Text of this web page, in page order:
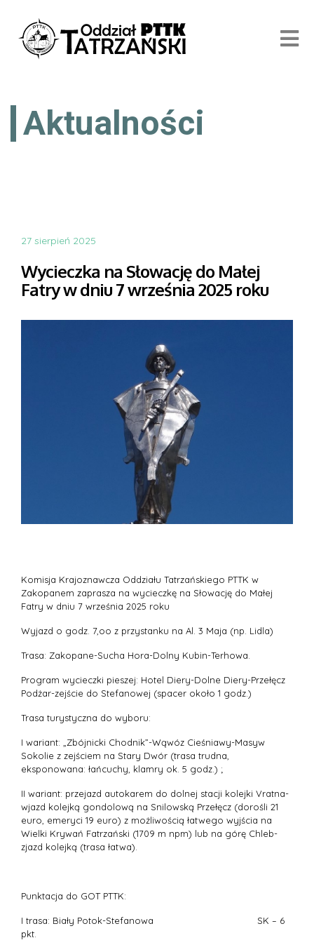
Aktualności
27 sierpień 2025
Wycieczka na Słowację do Małej
Fatry w dniu 7 września 2025 roku
Komisja Krajoznawcza Oddziału Tatrzańskiego PTTK w
Zakopanem zaprasza na wycieczkę na Słowację do Małej
Fatry w dniu 7 września 2025 roku
Wyjazd o godz. 7,oo z przystanku na Al. 3 Maja (np. Lidla)
Trasa: Zakopane-Sucha Hora-Dolny Kubin-Terhowa.
Program wycieczki pieszej: Hotel Diery-Dolne Diery-Przełęcz
Podżar-zejście do Stefanowej (spacer około 1 godz.)
Trasa turystyczna do wyboru:
I wariant: „Zbójnicki Chodnik”-Wąwóz Cieśniawy-Masyw
Sokolie z zejściem na Stary Dwór (trasa trudna,
eksponowana: łańcuchy, klamry ok. 5 godz.) ;
II wariant: przejazd autokarem do dolnej stacji kolejki Vratna-
wjazd kolejką gondolową na Snilowską Przełęcz (dorośli 21
euro, emeryci 19 euro) z możliwością łatwego wyjścia na
Wielki Krywań Fatrzański (1709 m npm) lub na górę Chleb-
zjazd kolejką (trasa łatwa).
Punktacja do GOT PTTK:
I trasa: Biały Potok-Stefanowa SK – 6
pkt.